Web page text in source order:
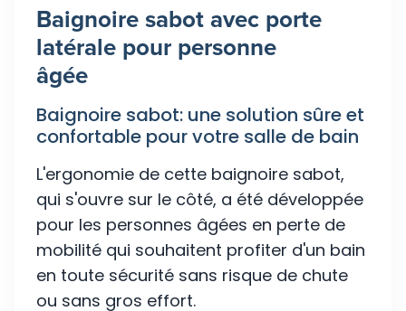
Baignoire sabot avec porte
latérale pour personne
âgée
Baignoire sabot: une solution sûre et
confortable pour votre salle de bain
L'ergonomie de cette baignoire sabot,
qui s'ouvre sur le côté, a été développée
pour les personnes âgées en perte de
mobilité qui souhaitent profiter d'un bain
en toute sécurité sans risque de chute
ou sans gros effort.